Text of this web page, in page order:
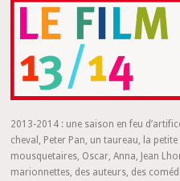
2013-2014 : une saison en feu
cheval, Peter Pan, un taureau, la
mousquetaires, Oscar, Anna, Jean
marionnettes, des auteurs, des